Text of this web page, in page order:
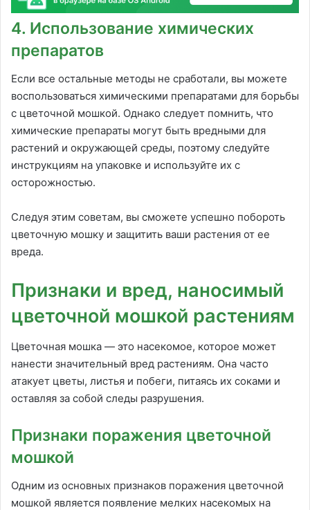
4. Использование химических
препаратов
Если все остальные методы не сработали, вы можете
воспользоваться химическими препаратами для борьбы
с цветочной мошкой. Однако следует помнить, что
химические препараты могут быть вредными для
растений и окружающей среды, поэтому следуйте
инструкциям на упаковке и используйте их с
осторожностью.
Следуя этим советам, вы сможете успешно побороть
цветочную мошку и защитить ваши растения от ее
вреда.
Признаки и вред, наносимый
цветочной мошкой растениям
Цветочная мошка — это насекомое, которое может
нанести значительный вред растениям. Она часто
атакует цветы, листья и побеги, питаясь их соками и
оставляя за собой следы разрушения.
Признаки поражения цветочной
мошкой
Одним из основных признаков поражения цветочной
мошкой является появление мелких насекомых на